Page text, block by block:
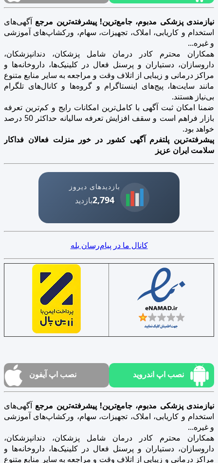
نیازمندی پزشکی مدبوم، جامع‌ترین! پیشرفته‌ترین مرجع آگهی‌های
استخدام و کاریابی، املاک، تجهیزات، سهام، ورکشاپ‌های آموزشی
و غیره...
همکاران محترم کادر درمان شامل پزشکان، دندانپزشکان،
داروسازان، دستیاران و پرسنل فعال در کلینیک‌ها، داروخانه‌ها و
مراکز درمانی و زیبایی از اتلاف وقت و مراجعه به سایر منابع متنوع
مانند سایت‌ها، پیج‌های اینستاگرام و گروه‌ها و کانال‌های تلگرام
بی‌نیاز هستند.
ضمنا امکان ثبت آگهی با کامل‌ترین امکانات رایج و کم‌ترین تعرفه
بازار فراهم است و سقف افزایش تعرفه سالیانه حداکثر 50 درصد
خواهد بود.
پیشرفته‌ترین پلتفرم آگهی کشور در خور منزلت فعالان فداکار
سلامت ایران عزیز
بازدیدهای دیروز
2,794بازدید
کانال ما در پیام‌رسان بله
نصب اپ اندروید نصب اپ آیفون
نیازمندی پزشکی مدبوم، جامع‌ترین! پیشرفته‌ترین مرجع آگهی‌های
استخدام و کاریابی، املاک، تجهیزات، سهام، ورکشاپ‌های آموزشی
و غیره...
همکاران محترم کادر درمان شامل پزشکان، دندانپزشکان،
داروسازان، دستیاران و پرسنل فعال در کلینیک‌ها، داروخانه‌ها و
مراکز درمانی و زیبایی از اتلاف وقت و مراجعه به سایر منابع متنوع